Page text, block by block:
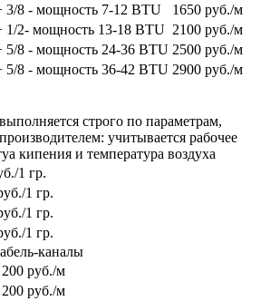
3/8 - мощность 7-12 BTU
1650 руб./м
1/2- мощность 13-18 BTU 2100 руб./м
5/8 - мощность 24-36 BTU 2500 руб./м
5/8 - мощность 36-42 BTU 2900 руб./м
строго по параметрам,
учитывается рабочее
кипения и температура воздуха
1 гр.
1 гр.
1 гр.
1 гр.
каналы
200 руб./м
200 руб./м